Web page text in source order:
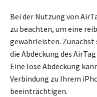
Bei der Nutzung von
zu beachten, um eine
gewährleisten.
die Abdeckung des
Eine lose Abdeckung
Verbindung zu Ihrem
beeinträchtigen.